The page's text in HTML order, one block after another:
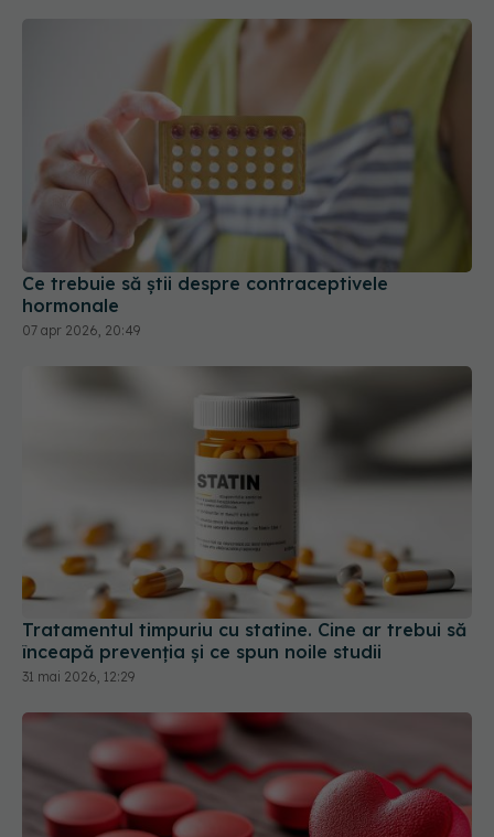
Ce trebuie să știi despre contraceptivele
hormonale
07 apr 2026, 20:49
Tratamentul timpuriu cu statine. Cine ar trebui să
înceapă prevenția și ce spun noile studii
31 mai 2026, 12:29